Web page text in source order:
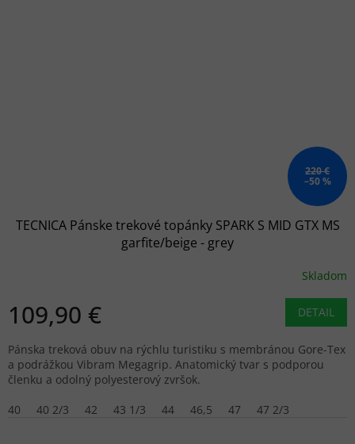
220 €
–50 %
TECNICA Pánske trekové topánky SPARK S MID GTX MS
garfite/beige - grey
Skladom
109,90 € DETAIL
Pánska treková obuv na rýchlu turistiku s membránou Gore-Tex
a podrážkou Vibram Megagrip. Anatomický tvar s podporou
členku a odolný polyesterový zvršok.
40
40 2/3 42 43 1/3 44 46,5 47 47 2/3